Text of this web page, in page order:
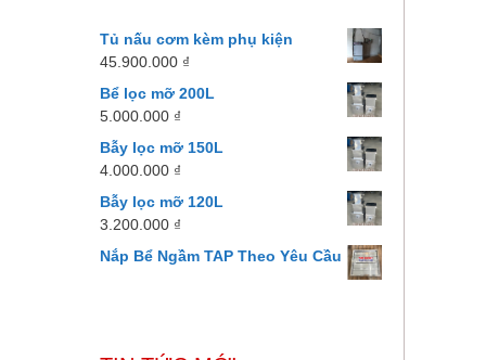
Tủ nấu cơm kèm phụ kiện
45.900.000 ₫
Bể lọc mỡ 200L
5.000.000 ₫
Bẫy lọc mỡ 150L
4.000.000 ₫
Bẫy lọc mỡ 120L
3.200.000 ₫
Nắp Bể Ngầm TAP Theo Yêu Cầu